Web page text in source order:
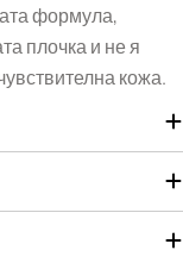
формула,
плочка и не я
кожа.